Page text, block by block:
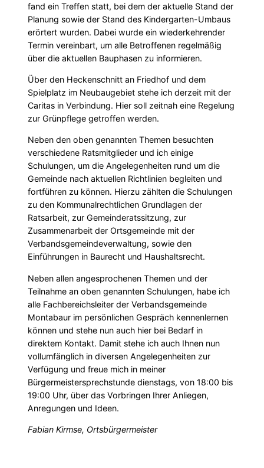
fand ein Treffen statt, bei dem der aktuelle Stand der
Planung sowie der Stand des Kindergarten-Umbaus
erörtert wurden. Dabei wurde ein wiederkehrender
Termin vereinbart, um alle Betroffenen regelmäßig
über die aktuellen Bauphasen zu informieren.
Über den Heckenschnitt an Friedhof und dem
Spielplatz im Neubaugebiet stehe ich derzeit mit der
Caritas in Verbindung. Hier soll zeitnah eine Regelung
zur Grünpflege getroffen werden.
Neben den oben genannten Themen besuchten
verschiedene Ratsmitglieder und ich einige
Schulungen, um die Angelegenheiten rund um die
Gemeinde nach aktuellen Richtlinien begleiten und
fortführen zu können. Hierzu zählten die Schulungen
zu den Kommunalrechtlichen Grundlagen der
Ratsarbeit, zur Gemeinderatssitzung, zur
Zusammenarbeit der Ortsgemeinde mit der
Verbandsgemeindeverwaltung, sowie den
Einführungen in Baurecht und Haushaltsrecht.
Neben allen angesprochenen Themen und der
Teilnahme an oben genannten Schulungen, habe ich
alle Fachbereichsleiter der Verbandsgemeinde
Montabaur im persönlichen Gespräch kennenlernen
können und stehe nun auch hier bei Bedarf in
direktem Kontakt. Damit stehe ich auch Ihnen nun
vollumfänglich in diversen Angelegenheiten zur
Verfügung und freue mich in meiner
Bürgermeistersprechstunde dienstags, von 18:00 bis
19:00 Uhr, über das Vorbringen Ihrer Anliegen,
Anregungen und Ideen.
Fabian Kirmse, Ortsbürgermeister